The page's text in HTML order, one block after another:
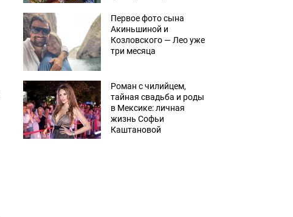
Первое фото сына
Акиньшиной и
Козловского — Лео уже
три месяца
Роман с чилийцем,
тайная свадьба и роды
в Мексике: личная
жизнь Софьи
Каштановой